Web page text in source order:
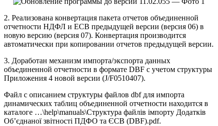
2. Реализована конвертация пакета отчетов объединенной
отчетности НДФЛ и ЕСВ предыдущей версии (версия 06) в
новую версию (версия 07). Конвертация производится
автоматически при копировании отчетов предыдущей версии.
3. Доработан механизм импорта/экспорта данных
объединенной отчетности в формате DBF с учетом структуры
Приложения 4 новой версии (J/F0510407).
Файл с описанием структуры файлов dbf для импорта
динамических таблиц объединенной отчетности находится в
каталоге …\help\manuals\Структура файлів імпорту Додатків
Об’єднаної звітності ПДФО та ЄСВ (DBF).pdf.